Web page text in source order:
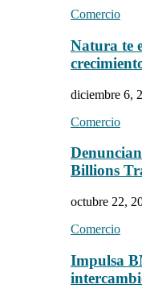
Comercio
Natura te
diciembre 6,
Comercio
Billions
octubre 22,
Comercio
Impulsa